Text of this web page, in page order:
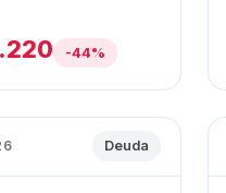
-44%
Deuda